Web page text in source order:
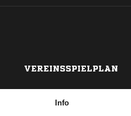
VEREINSSPIELPLAN
Info